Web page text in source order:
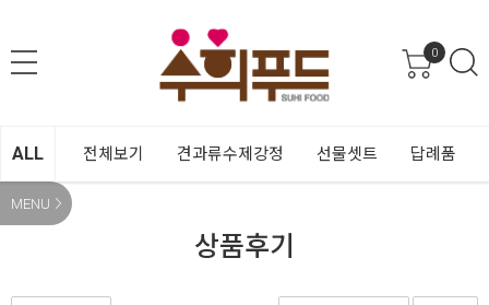
0
ALL 전체보기 견과류수제강정 선물셋트 답례품
MENU
상품후기